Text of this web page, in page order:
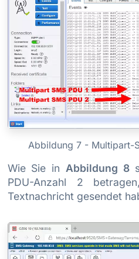
Abbildung 7 - Multipart-
Wie Sie in Abbildung 8
PDU-Anzahl 2
Textnachricht gesendet